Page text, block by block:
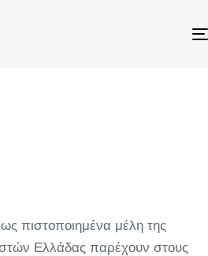
πιστοποιημένα μέλη της
Ελλάδας παρέχουν στους